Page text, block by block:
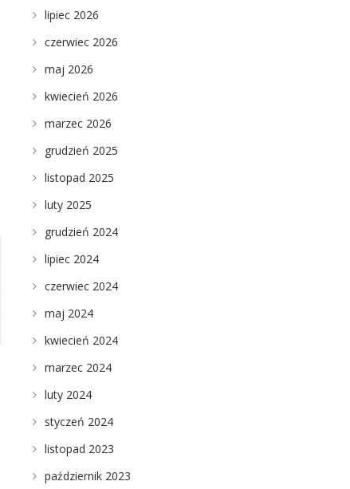
lipiec 2026
czerwiec 2026
maj 2026
kwiecień 2026
marzec 2026
grudzień 2025
listopad 2025
luty 2025
grudzień 2024
lipiec 2024
czerwiec 2024
maj 2024
kwiecień 2024
marzec 2024
luty 2024
styczeń 2024
listopad 2023
październik 2023